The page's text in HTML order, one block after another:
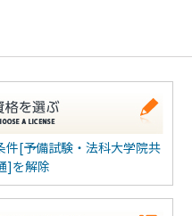
件[予備試験・法科大学院共
]を解除